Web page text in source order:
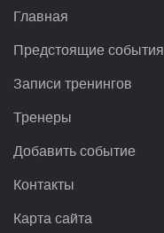
Главная
Предстоящие события
Записи тренингов
Тренеры
Добавить событие
Контакты
Карта сайта